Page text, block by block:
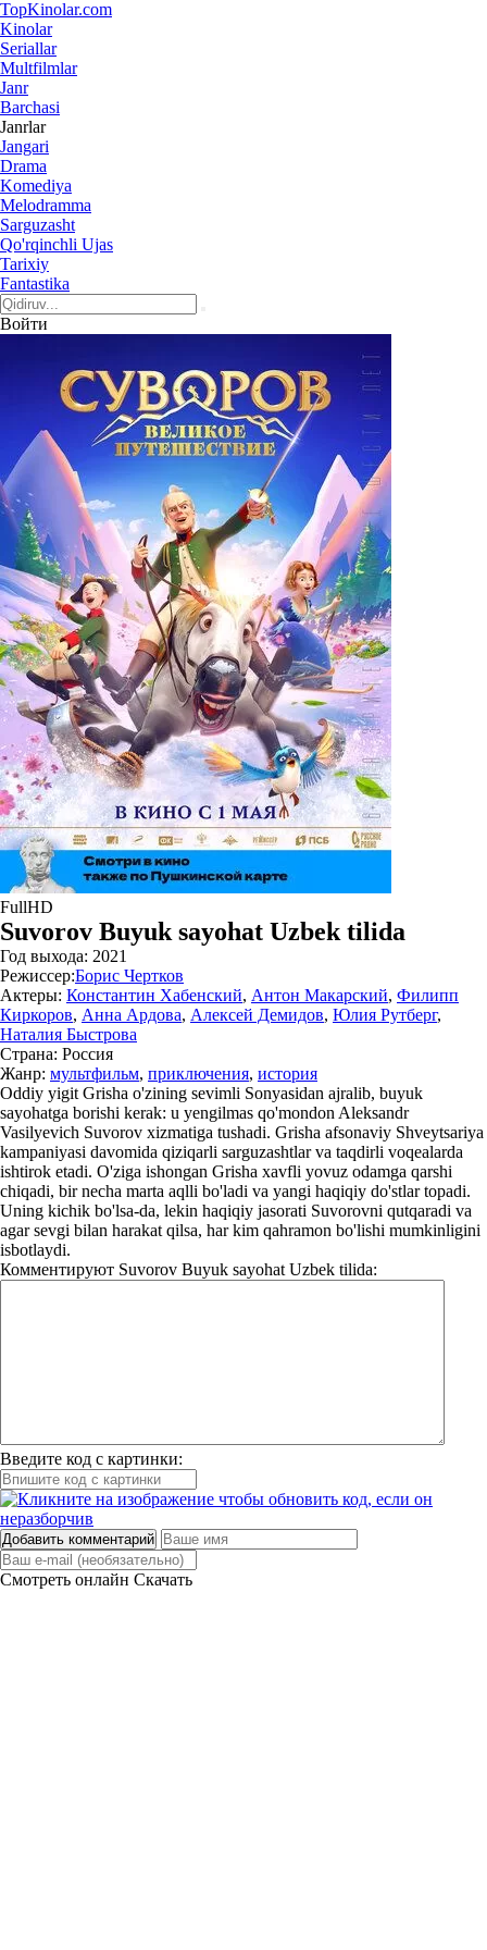
TopKinolar.com
Kinolar
Seriallar
Multfilmlar
Janr
Barchasi
Janrlar
Jangari
Drama
Komediya
Melodramma
Sarguzasht
Qo'rqinchli Ujas
Tarixiy
Fantastika
Войти
FullHD
Suvorov Buyuk sayohat Uzbek tilida
Год выхода: 2021
Режиссер:Борис Чертков
Актеры: Константин Хабенский, Антон Макарский, Филипп
Киркоров, Анна Ардова, Алексей Демидов, Юлия Рутберг,
Наталия Быстрова
Страна: Россия
Жанр: мультфильм, приключения, история
Oddiy yigit Grisha o'zining sevimli Sonyasidan ajralib, buyuk
sayohatga borishi kerak: u yengilmas qo'mondon Aleksandr
Vasilyevich Suvorov xizmatiga tushadi. Grisha afsonaviy Shveytsariya
kampaniyasi davomida qiziqarli sarguzashtlar va taqdirli voqealarda
ishtirok etadi. O'ziga ishongan Grisha xavfli yovuz odamga qarshi
chiqadi, bir necha marta aqlli bo'ladi va yangi haqiqiy do'stlar topadi.
Uning kichik bo'lsa-da, lekin haqiqiy jasorati Suvorovni qutqaradi va
agar sevgi bilan harakat qilsa, har kim qahramon bo'lishi mumkinligini
isbotlaydi.
Комментируют Suvorov Buyuk sayohat Uzbek tilida:
Введите код с картинки:
Добавить комментарий
Смотреть онлайн Скачать